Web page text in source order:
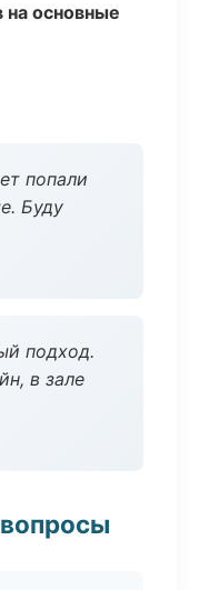
на основные
попали
Буду
подход.
в зале